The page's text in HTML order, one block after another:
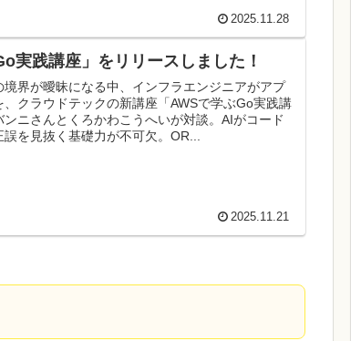
2025.11.28
実践講座」をリリースしました！
境界が曖昧になる中、インフラエンジニアがアプ
、クラウドテックの新講座「AWSで学ぶGo実践講
ニさんとくろかわこうへいが対談。AIがコード
を見抜く基礎力が不可欠。OR...
2025.11.21